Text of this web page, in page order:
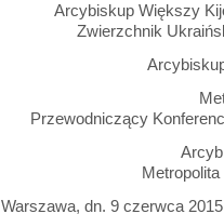
Arcybiskup Większy
Zwierzchnik
Przewodniczący
Warszawa, dn. 9czerwca2015